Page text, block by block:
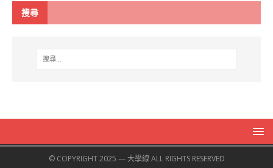
搜尋
© COPYRIGHT 2025 — 大學線 ALL RIGHTS RESERVED